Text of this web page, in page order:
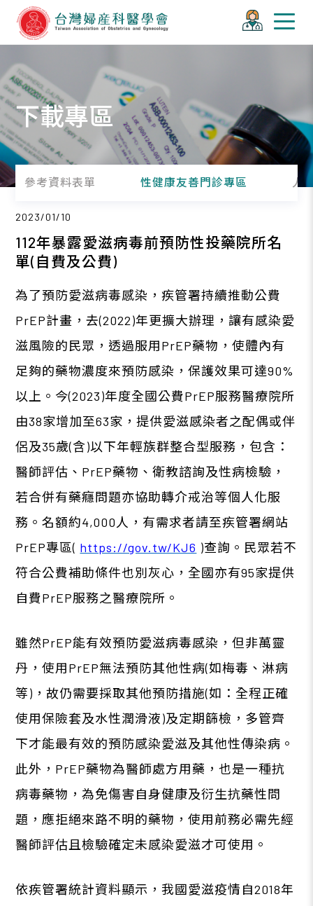
下載專區
參考資料表單 性健康友善門診專區 人
2023/01/10
112年暴露愛滋病毒前預防性投藥院所名
單(自費及公費)
為了預防愛滋病毒感染，疾管署持續推動公費
PrEP計畫，去(2022)年更擴大辦理，讓有感染愛
滋風險的民眾，透過服用PrEP藥物，使體內有
足夠的藥物濃度來預防感染，保護效果可達90%
以上。今(2023)年度全國公費PrEP服務醫療院所
由38家增加至63家，提供愛滋感染者之配偶或伴
侶及35歲(含)以下年輕族群整合型服務，包含：
醫師評估、 PrEP藥物、衛教諮詢及性病檢驗，
若合併有藥癮問題亦協助轉介戒治等個人化服
務。名額約4,000 人，有需求者請至疾管署網站
PrEP專區( https://gov.tw/KJ6 )查詢。民眾若不
符合公費補助條件也別灰心，全國亦有95家提供
自費PrEP服務之醫療院所。
雖然PrEP能有效預防愛滋病毒感染，但非萬靈
丹，使用PrEP無法預防其他性病(如梅毒、淋病
等) ，故仍需要採取其他預防措施(如：全程正確
使用保險套及水性潤滑液)及定期篩檢，多管齊
下才能最有效的預防感染愛滋及其他性傳染病。
此外， PrEP藥物為醫師處方用藥，也是一種抗
病毒藥物，為免傷害自身健康及衍生抗藥性問
題，應拒絕來路不明的藥物，使用前務必需先經
醫師評估且檢驗確定未感染愛滋才可使用。
依疾管署統計資料顯示，我國愛滋疫情自2018年